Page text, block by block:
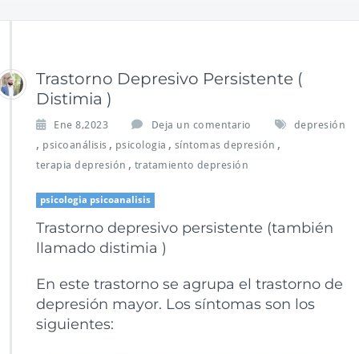
Trastorno Depresivo Persistente (
Distimia )
Ene 8,2023 Deja un comentario depresión
, psicoanálisis , psicologia , síntomas depresión ,
terapia depresión , tratamiento depresión
psicologia psicoanalisis
Trastorno depresivo persistente (también
llamado distimia )
En este trastorno se agrupa el trastorno de
depresión mayor. Los síntomas son los
siguientes: